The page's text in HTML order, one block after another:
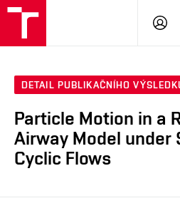
DETAIL PUBLIKAČNÍHO
Particle Motion in a
Airway Model under
Cyclic Flows